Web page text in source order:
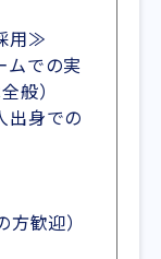
用≫
ムでの実
般）
出身での
歓迎）